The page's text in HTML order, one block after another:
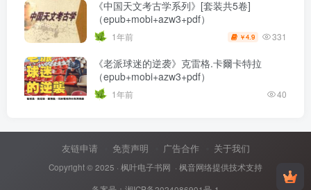
《中国天文考古学系列》[套装共5卷]
（epub+mobi+azw3+pdf）
1年前 ￥4.9 331
《老派球迷的逆袭》克雷格.卡爾卡特拉
（epub+mobi+azw3+pdf）
1年前 40
友链申请 免责声明 广告合作 关于我们
Copyright © 2025 · 枫叶电子书网 · 枫音网络提供技术支持